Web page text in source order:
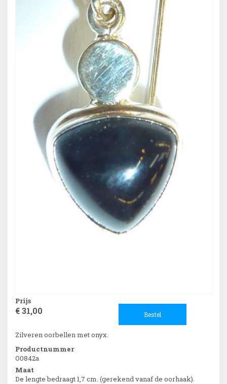
Prijs
€ 31,00 Bestel
Zilveren oorbellen met onyx.
Productnummer
O0842a
Maat
De lengte bedraagt 1,7 cm. (gerekend vanaf de oorhaak).